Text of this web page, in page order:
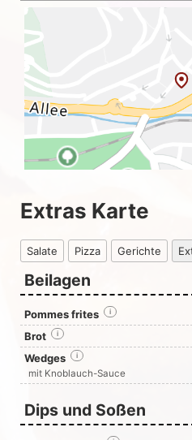
Extras Karte
Salate Pizza Gerichte
Beilagen
Pommes frites i
Brot i
Wedges i
mit Knoblauch-Sauce
Dips und Soßen